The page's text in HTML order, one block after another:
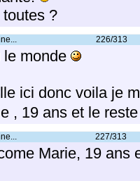
?
226/313
monde
ici donc voila je
, 19 ans et le
227/313
Marie, 19 ans